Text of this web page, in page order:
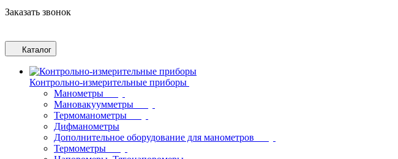
Заказать звонок
Каталог
Контрольно-измерительные приборы
Манометры
Мановакуумметры
Термоманометры
Дифманометры
Дополнительное оборудование для манометров
Термометры